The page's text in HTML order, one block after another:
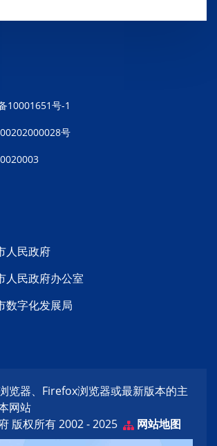
10001651号-1
号
人民政府
人民政府办公室
数字化发展局
览器、Firefox浏览器或最新版本的主
网站
版权所有 2002 - 2025
网站地图